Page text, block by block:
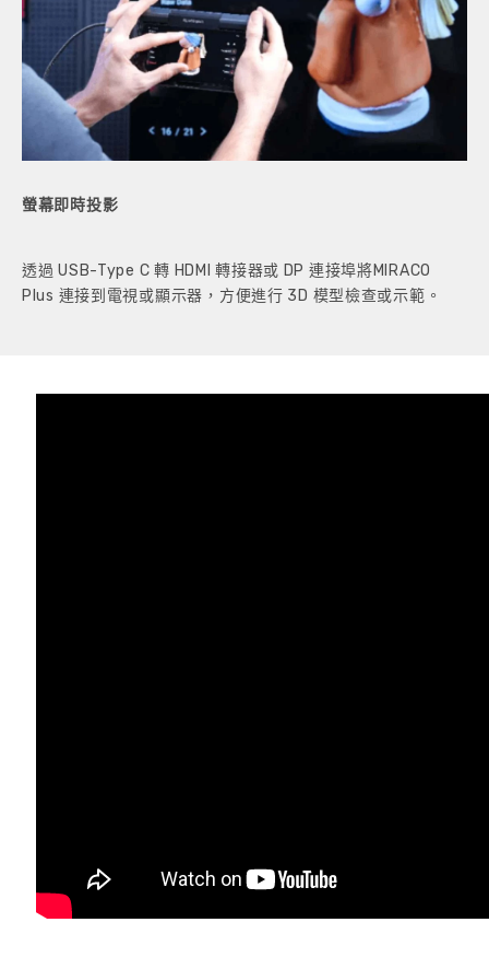
螢幕即時投影
透過 USB-Type C 轉 HDMI 轉接器或 DP 連接埠將MIRACO
Plus 連接到電視或顯示器，方便進行 3D 模型檢查或示範。